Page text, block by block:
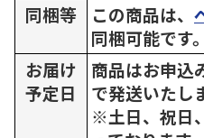
同梱等
この商品は、
同梱可能です。
お届け
予定日
商品はお申込
で発送いたし
※土日、祝日